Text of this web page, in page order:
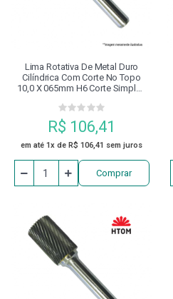
Lima Rotativa De Metal Duro
Cilíndrica Com Corte No Topo
10,0 X 065mm H6 Corte Simples
R$ 106,41
em até 1x de R$ 106,41 sem juros
Comprar